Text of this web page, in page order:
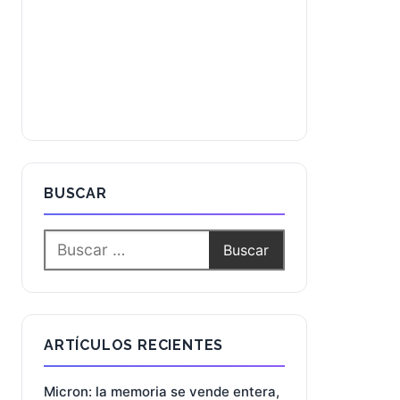
BUSCAR
ARTÍCULOS RECIENTES
Micron: la memoria se vende entera,